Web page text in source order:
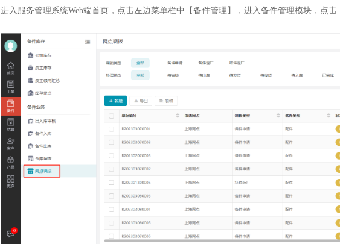
进入服务管理系统Web端首页，点击左边菜单栏中【备件管理】，进入备件管理模块，点